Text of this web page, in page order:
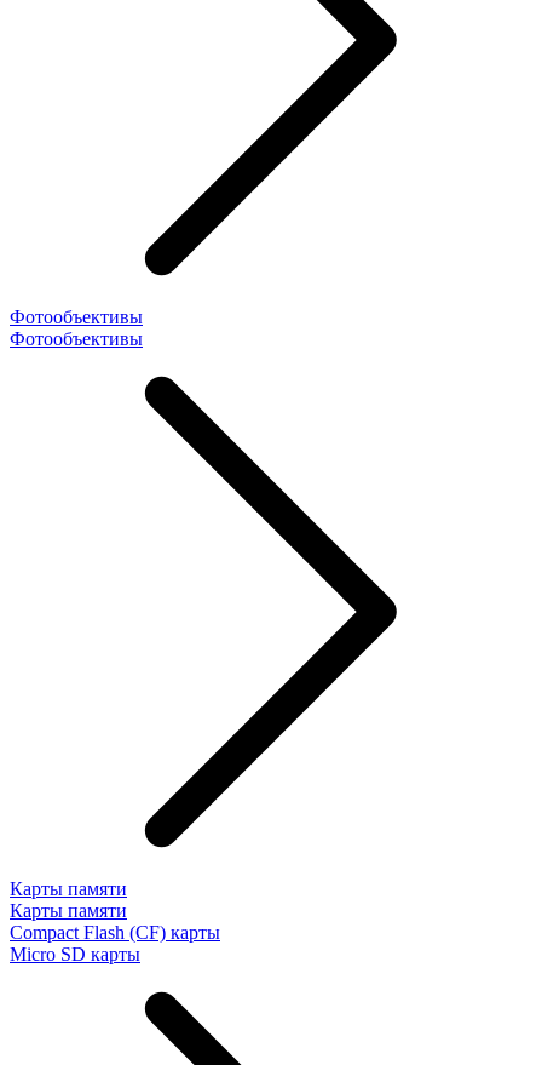
Фотообъективы
Фотообъективы
Карты памяти
Карты памяти
Compact Flash (CF) карты
Micro SD карты